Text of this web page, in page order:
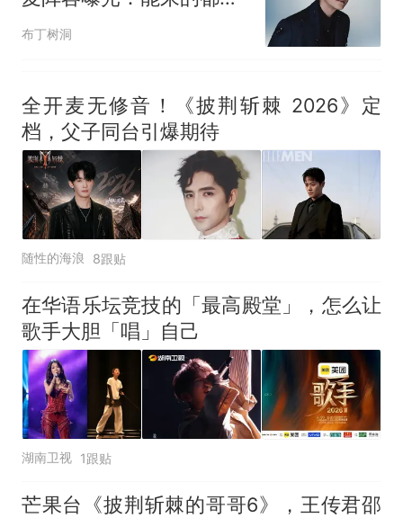
了，凑不齐一个大咖？
布丁树洞
全开麦无修音！《披荆斩棘 2026》定
档，父子同台引爆期待
随性的海浪 8跟贴
在华语乐坛竞技的「最高殿堂」，怎么让
歌手大胆「唱」自己
湖南卫视 1跟贴
芒果台《披荆斩棘的哥哥6》，王传君邵